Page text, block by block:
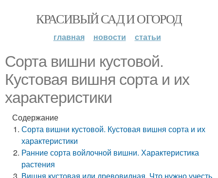
КРАСИВЫЙ САД И ОГОРОД
главная новости статьи
Сорта вишни кустовой.
Кустовая вишня сорта и их
характеристики
Содержание
Сорта вишни кустовой. Кустовая вишня сорта и их
характеристики
Ранние сорта войлочной вишни. Характеристика
растения